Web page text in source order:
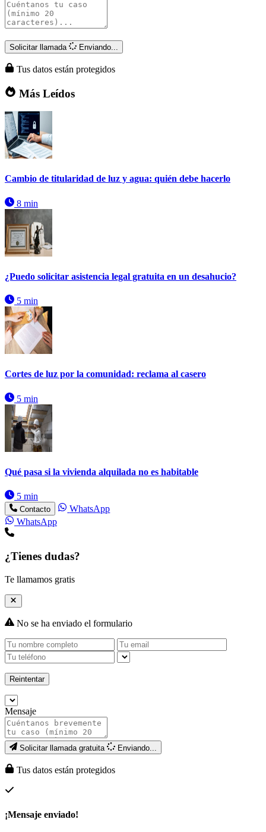
Solicitar llamada Enviando...
Tus datos están protegidos
Más Leídos
Cambio de titularidad de luz y agua: quién debe hacerlo
8 min
¿Puedo solicitar asistencia legal gratuita en un desahucio?
5 min
Cortes de luz por la comunidad: reclama al casero
5 min
Qué pasa si la vivienda alquilada no es habitable
5 min
Contacto
WhatsApp
WhatsApp
¿Tienes dudas?
Te llamamos gratis
No se ha enviado el formulario
Reintentar
Mensaje
Solicitar llamada gratuita Enviando...
Tus datos están protegidos
¡Mensaje enviado!